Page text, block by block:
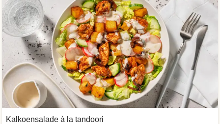
Kalkoensalade à la tandoori